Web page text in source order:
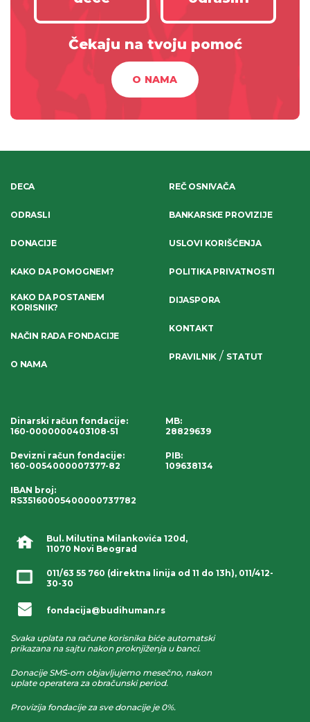
Čekaju na tvoju pomoć
O NAMA
Bul. Milutina Milankovića 120d,
11070 Novi Beograd
011/63 55 760 (direktna linija od 11 do 13h), 011/412-
30-30
fondacija@budihuman.rs
Svaka uplata na račune korisnika biće automatski
prikazana na sajtu nakon proknjiženja u banci.
Donacije SMS-om objavljujemo mesečno, nakon
uplate operatera za obračunski period.
Provizija fondacije za sve donacije je 0%.
DECA
ODRASLI
DONACIJE
KAKO DA POMOGNEM?
KAKO DA POSTANEM
KORISNIK?
NAČIN RADA FONDACIJE
O NAMA
REČ OSNIVAČA
BANKARSKE PROVIZIJE
USLOVI KORIŠĆENJA
POLITIKA PRIVATNOSTI
DIJASPORA
KONTAKT
PRAVILNIK / STATUT
Dinarski račun fondacije:
160-0000000403108-51
Devizni račun fondacije:
160-0054000007377-82
IBAN broj:
RS35160005400000737782
MB:
28829639
PIB:
109638134